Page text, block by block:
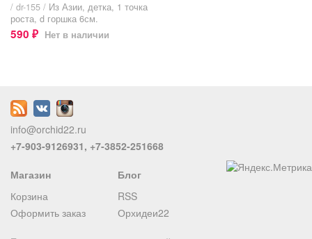
/ dr-155 / Из Азии, детка, 1 точка
роста, d горшка 6см.
590 ₽ Нет в наличии
info@orchid22.ru
+7-903-9126931, +7-3852-251668
Магазин
Корзина
Оформить заказ
Блог
RSS
Орхидеи22